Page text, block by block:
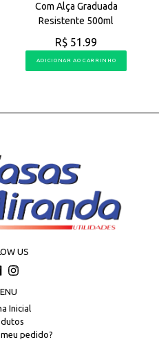
Com Alça Graduada
Resistente 500ml
R$ 51.99
ADICIONAR AO CARRINHO
US
FacebookInstagram
Inicial
pedido?